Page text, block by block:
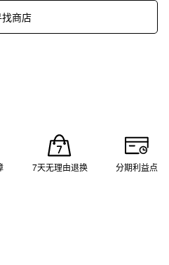
找商店
7天无理由退换 分期利益点